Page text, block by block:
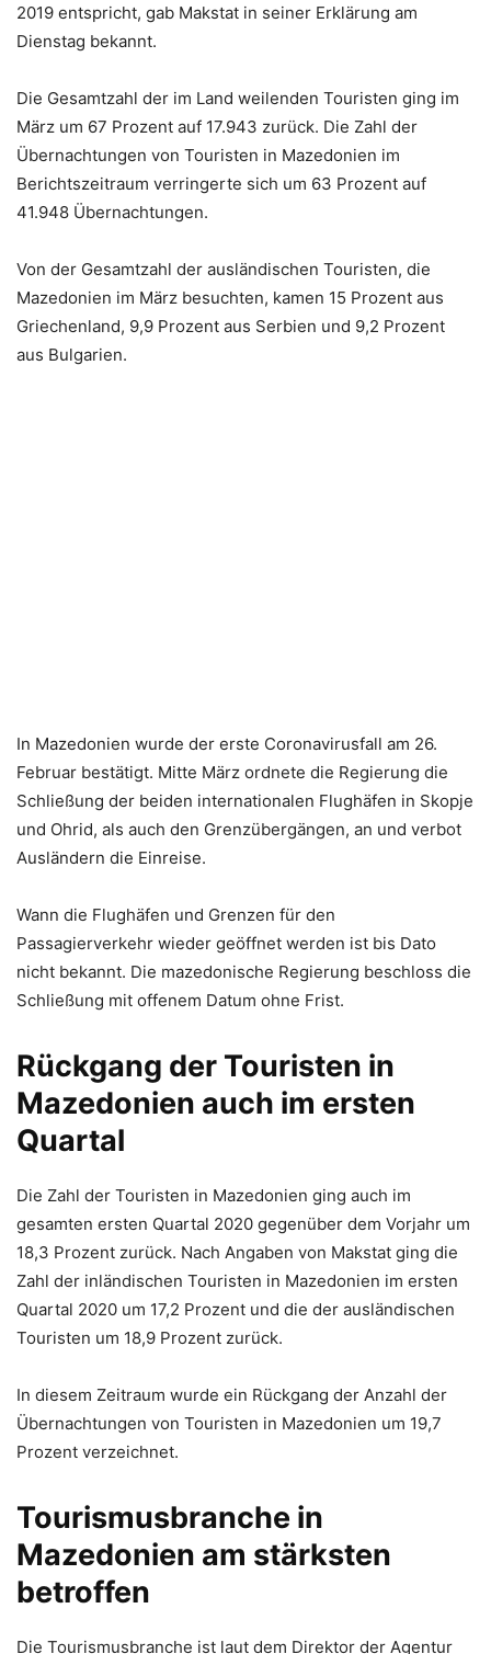
2019 entspricht, gab Makstat in seiner Erklärung am
Dienstag bekannt.
Die Gesamtzahl der im Land weilenden Touristen ging im
März um 67 Prozent auf 17.943 zurück. Die Zahl der
Übernachtungen von Touristen in Mazedonien im
Berichtszeitraum verringerte sich um 63 Prozent auf
41.948 Übernachtungen.
Von der Gesamtzahl der ausländischen Touristen, die
Mazedonien im März besuchten, kamen 15 Prozent aus
Griechenland, 9,9 Prozent aus Serbien und 9,2 Prozent
aus Bulgarien.
In Mazedonien wurde der erste Coronavirusfall am 26.
Februar bestätigt. Mitte März ordnete die Regierung die
Schließung der beiden internationalen Flughäfen in Skopje
und Ohrid, als auch den Grenzübergängen, an und verbot
Ausländern die Einreise.
Wann die Flughäfen und Grenzen für den
Passagierverkehr wieder geöffnet werden ist bis Dato
nicht bekannt. Die mazedonische Regierung beschloss die
Schließung mit offenem Datum ohne Frist.
Rückgang der Touristen in
Mazedonien auch im ersten
Quartal
Die Zahl der Touristen in Mazedonien ging auch im
gesamten ersten Quartal 2020 gegenüber dem Vorjahr um
18,3 Prozent zurück. Nach Angaben von Makstat ging die
Zahl der inländischen Touristen in Mazedonien im ersten
Quartal 2020 um 17,2 Prozent und die der ausländischen
Touristen um 18,9 Prozent zurück.
In diesem Zeitraum wurde ein Rückgang der Anzahl der
Übernachtungen von Touristen in Mazedonien um 19,7
Prozent verzeichnet.
Tourismusbranche in
Mazedonien am stärksten
betroffen
Die Tourismusbranche ist laut dem Direktor der Agentur